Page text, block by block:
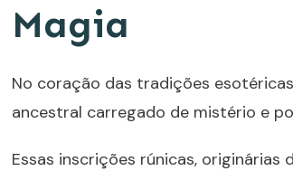
Magia
No coração das tradições
ancestral carregado de mistério e
Essas inscrições rúnicas,